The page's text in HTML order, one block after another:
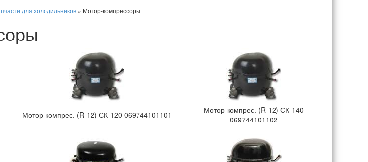
для холодильников » Мотор-компрессоры
Мотор-компрес. (R-12) СК-120 069744101101
Мотор-компрес. (R-12) СК-140
069744101102